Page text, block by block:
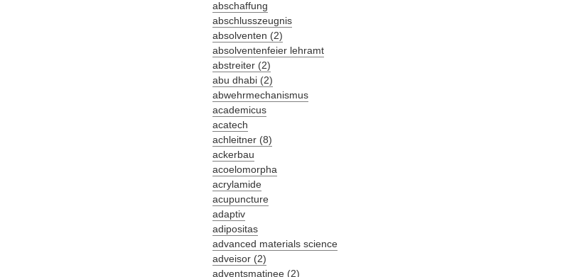
abschaffung
abschlusszeugnis
absolventen (2)
absolventenfeier lehramt
abstreiter (2)
abu dhabi (2)
abwehrmechanismus
academicus
acatech
achleitner (8)
ackerbau
acoelomorpha
acrylamide
acupuncture
adaptiv
adipositas
advanced materials science
adveisor (2)
adventsmatinee (2)